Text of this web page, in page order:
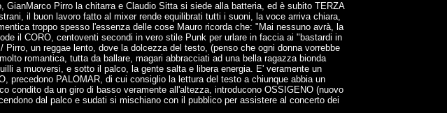
Pirro la chitarra e Claudio Sitta si siede alla batteria, ed è subito TERZA
il buon lavoro fatto al mixer rende equilibrati tutti i suoni, la voce arriva chiara,
troppo spesso l'essenza delle cose Mauro ricorda che: "Mai nessuno avrà, la
il CORO, centoventi secondi in vero stile Punk per urlare in faccia ai "bastardi in
un reggae lento, dove la dolcezza del testo, (penso che ogni donna vorrebbe
romantica, tutta da ballare, magari abbracciati ad una bella ragazza bionda
a muoversi, e sotto il palco, la gente salta e libera energia. E' veramente un
precedono PALOMAR, di cui consiglio la lettura del testo a chiunque abbia un
condito da un giro di basso veramente all'altezza, introducono OSSIGENO (nuovo
dal palco e sudati si mischiano con il pubblico per assistere al concerto dei